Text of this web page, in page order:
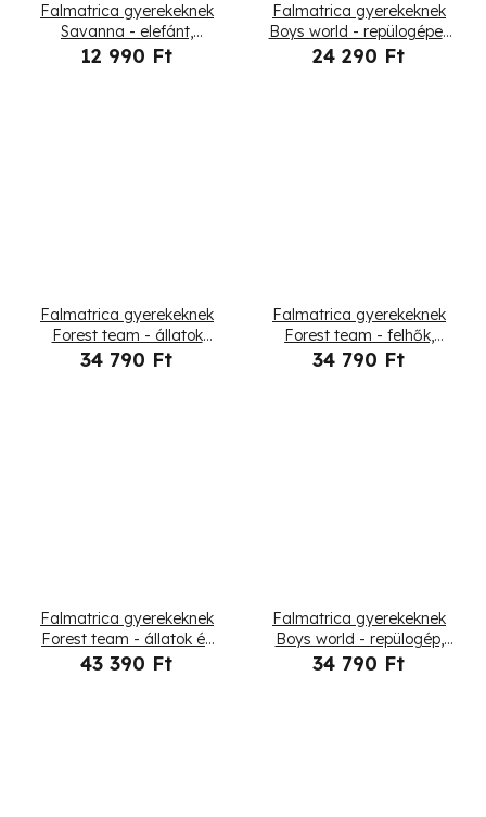
Falmatrica gyerekeknek
Savanna - elefánt,
orrszarvú, zsiráf és más
12 990 Ft
Falmatrica gyerekeknek
Boys world - repülogépek
és helikopter
24 290 Ft
Falmatrica gyerekeknek
Forest team - állatok
zenéje és tánca
34 790 Ft
Falmatrica gyerekeknek
Forest team - felhők,
állatok és fák
34 790 Ft
Falmatrica gyerekeknek
Forest team - állatok és
fák
43 390 Ft
Falmatrica gyerekeknek
Boys world - repülogép,
léggömb és vonat
34 790 Ft